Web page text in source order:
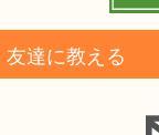
友達に教える